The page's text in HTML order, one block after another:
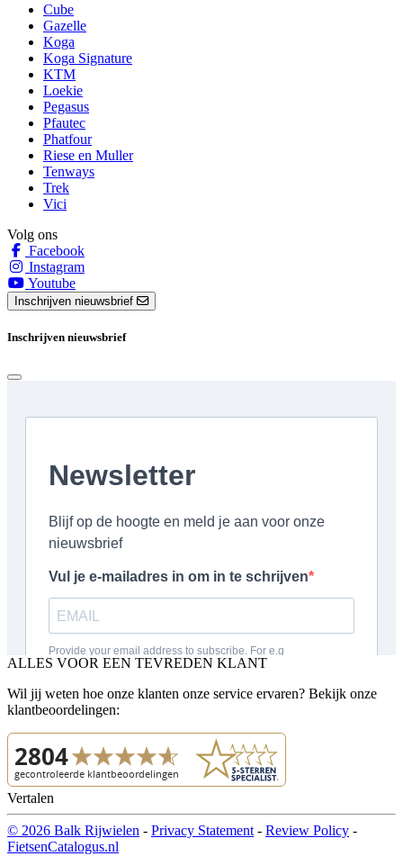
Cube
Gazelle
Koga
Koga Signature
KTM
Loekie
Pegasus
Pfautec
Phatfour
Riese en Muller
Tenways
Trek
Vici
Volg ons
Facebook
Instagram
Youtube
Inschrijven nieuwsbrief
Inschrijven nieuwsbrief
ALLES VOOR EEN TEVREDEN KLANT
Wil jij weten hoe onze klanten onze service ervaren? Bekijk onze
klantbeoordelingen:
Vertalen
© 2026 Balk Rijwielen - Privacy Statement - Review Policy -
FietsenCatalogus.nl